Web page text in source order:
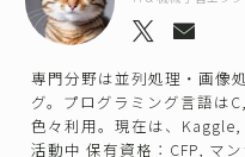
専門分野は並列処理・画像
グ。プログラミング言語は
色々利用。現在は、
活動中 保有資格：CFP, マ